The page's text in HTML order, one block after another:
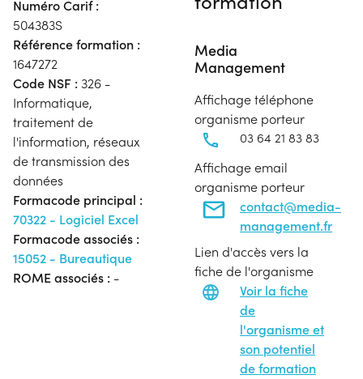
Numéro Carif :
504383S
Référence formation :
1647272
Code NSF : 326 -
Informatique,
traitement de
l'information, réseaux
de transmission des
données
Formacode principal :
70322 - Logiciel Excel
Formacode associés :
15052 - Bureautique
ROME associés : -
Media
Management
Affichage téléphone
organisme porteur
03 64 21 83 83
Affichage email
organisme porteur
contact@media-
management.fr
Lien d'accès vers la
fiche de l'organisme
Voir la fiche
de
l'organisme et
son potentiel
de formation